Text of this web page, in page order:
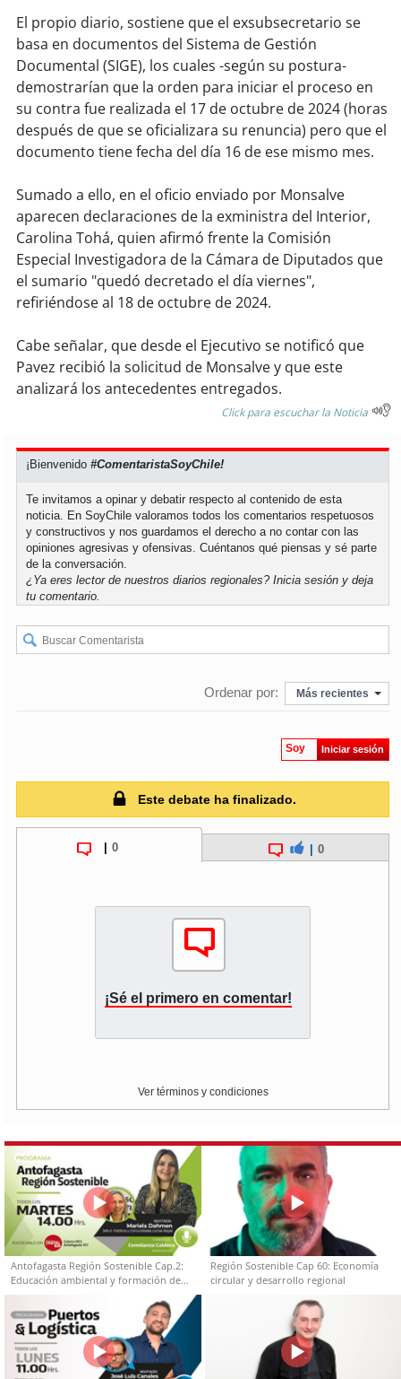
soyconcepción
coronel
soy arauco
soytemuco
soyvaldivia
soyosorno
soypuertomontt
El propio diario, sostiene que el exsubsecretario se
basa en documentos del Sistema de Gestión
Documental (SIGE), los cuales -según su postura-
demostrarían que la orden para iniciar el proceso en
su contra fue realizada el 17 de octubre de 2024 (horas
después de que se oficializara su renuncia) pero que el
documento tiene fecha del día 16 de ese mismo mes.
Sumado a ello, en el oficio enviado por Monsalve
aparecen declaraciones de la exministra del Interior,
Carolina Tohá, quien afirmó frente la Comisión
Especial Investigadora de la Cámara de Diputados que
el sumario "quedó decretado el día viernes",
refiriéndose al 18 de octubre de 2024.
Cabe señalar, que desde el Ejecutivo se notificó que
Pavez recibió la solicitud de Monsalve y que este
analizará los antecedentes entregados.
Click para escuchar la Noticia
¡Bienvenido#ComentaristaSoyChile!
Te invitamos a opinar y debatir respecto al contenido de esta
noticia. En SoyChile valoramos todos los comentarios respetuosos
y constructivos y nos guardamos el derecho a no contar con las
opiniones agresivas y ofensivas. Cuéntanos qué piensas y sé parte
de la conversación.
¿Ya eres lector de nuestros diarios regionales?Inicia sesión y deja
tu comentario.
Ordenar por: Más recientes
Soy Iniciar sesión
Este debate ha finalizado.
| 0 0
¡Sé el primero en comentar!
Ver términos y condiciones
Antofagasta Región Sostenible Cap.2:
Educación ambiental y formación de
capacidades técnicas
Región Sostenible Cap 60: Economía
circular y desarrollo regional